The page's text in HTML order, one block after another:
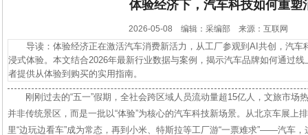
体验经济下，汽车科技如何重塑
2026-05-08 编辑：采编部 来源：互联网
导读：体验经济正在激活汽车消费新活力，从工厂参观到AI共创，汽车
浸式体验。本文结合2026年最新行业数据与案例，揭示汽车品牌如何通过
者提供从体验到购买的实用指南。
刚刚过去的“五一”假期，全社会跨区域人员流动量超15亿人，文旅市场
并非传统景区，而是一批以“体验”为核心的汽车科技新场景。从北京车展上
里“边玩边看车”成为常态，再到小米、特斯拉等工厂游“一票难求”——汽车